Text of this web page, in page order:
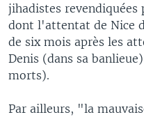
jihadistes
dont l'attentat de Nice
de six mois après les
Denis (dans sa
morts).
Par ailleurs, "la